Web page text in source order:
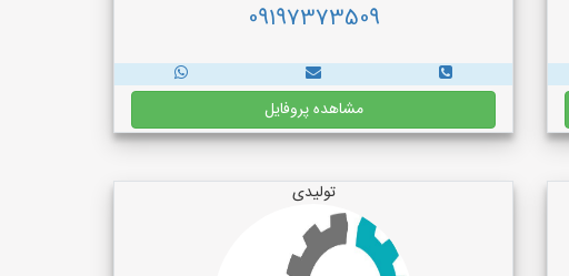
09197373509
مشاهده پروفایل
تولیدی